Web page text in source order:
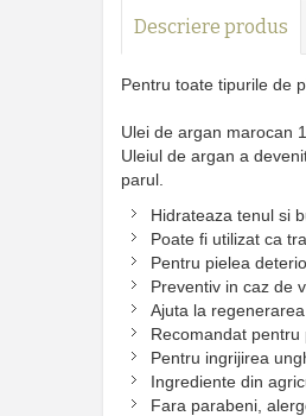
Descriere produs
Pentru toate tipurile de
Ulei de argan marocan
Uleiul de argan a
parul.
Hidrateaza tenul si
Poate fi utilizat ca
Pentru pielea
Preventiv in caz de
Ajuta la
Recomandat
Pentru ingrijirea
Ingrediente din
Fara parabeni,